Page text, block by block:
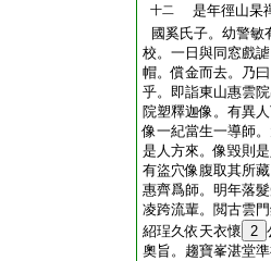
十二
是年徑山杲
國奚氏子。幼警敏
校。一日與同窓戲
帽。償金而去。乃
乎。即詣東山惠雲
院塑釋迦像。有異
像一紀當生一導師
是人方來。像毀則
有盜穴像腹取其所
惠齊爲師。明年落
凌跨流輩。閲古雲
紹珵久依天衣懷 2
奧旨。趨寶峯湛堂